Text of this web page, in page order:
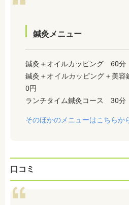
鍼灸メニュー
鍼灸＋オイルカッピング 60
鍼灸＋オイルカッピング＋美
0円
ランチタイム鍼灸コース 30
そのほかのメニューはこちらか
口コミ